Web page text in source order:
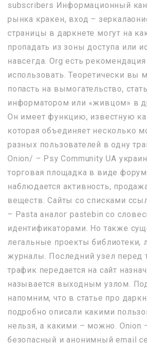
subscribers Информационный
рынка кракен, вход –
страницы в даркнете могут на
пропадать из зоны доступа или
навсегда. Org есть рекомендация
использовать. Теоретически вы
попасть на вымогательство, стать
информатором или «живцом» в
Он имеет функцию, известную
которая объединяет несколько
разных пользователей в одну
Onion/ – Psy Community UA
торговая площадка в виде
наблюдается активность,
веществ. Сайты со списками
– Pasta аналог pastebin со
идентификаторами. Но также
легальные проекты библиотеки,
журналы. Последний узел перед
трафик передается на сайт
называется выходным узлом.
напомним, что в статье про
подробно описали какими
нельзя, а какими – можно. Onion
безопасный и анонимный email